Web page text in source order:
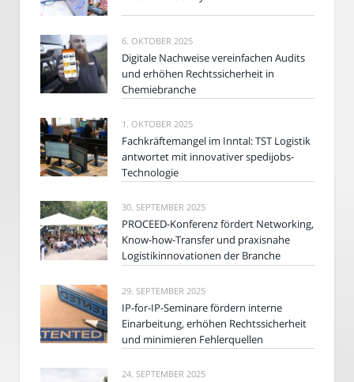
6. OKTOBER 2025
Digitale Nachweise vereinfachen Audits
und erhöhen Rechtssicherheit in
Chemiebranche
1. OKTOBER 2025
Fachkräftemangel im Inntal: TST Logistik
antwortet mit innovativer spedijobs-
Technologie
30. SEPTEMBER 2025
PROCEED-Konferenz fördert Networking,
Know-how-Transfer und praxisnahe
Logistikinnovationen der Branche
29. SEPTEMBER 2025
IP-for-IP-Seminare fördern interne
Einarbeitung, erhöhen Rechtssicherheit
und minimieren Fehlerquellen
24. SEPTEMBER 2025